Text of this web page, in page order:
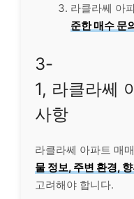
라클라쎄 아
준한 매수 문
3-
1, 라클라쎄
사항
라클라쎄 아파트 매
물 정보, 주변 환경,
고려해야 합니다.